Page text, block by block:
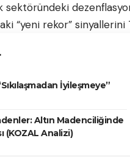
sektöründeki
“yeni rekor”
İyileşmeye”
Altın Madenciliğinde
(KOZAL Analizi)